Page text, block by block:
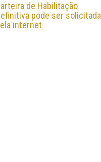
de Habilitação
pode ser solicitada
internet